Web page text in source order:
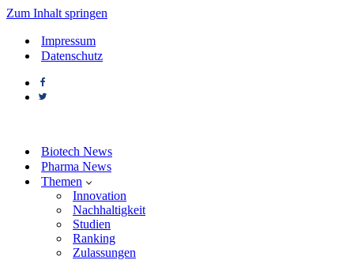
Zum Inhalt springen
Impressum
Datenschutz
Biotech News
Pharma News
Themen
Innovation
Nachhaltigkeit
Studien
Ranking
Zulassungen